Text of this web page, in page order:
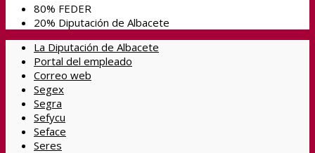
80% FEDER
20% Diputación de Albacete
La Diputación de Albacete
Portal del empleado
Correo web
Segex
Segra
Sefycu
Seface
Seres